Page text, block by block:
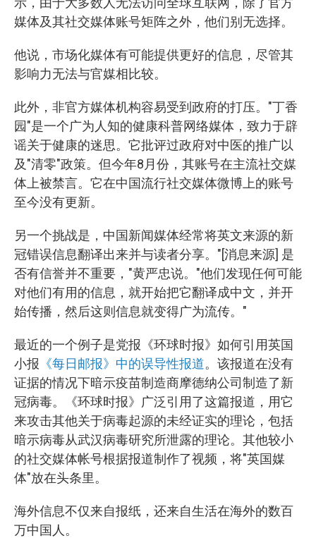
媒体及其社交媒体账号矩阵之外，他们别无选择。
他说，市场化媒体有可能提供更好的信息，尽管其
影响力无法与官媒相比较。
此外，非官方媒体机构容易受到政府的打压。"丁香
园"是一个广为人知的健康科普网络媒体，致力于辟
谣关于健康的迷思。它批评过政府对中医的推广以
及"清零"政策。但今年8月份，其账号在主流社交媒
体上被禁言。它在中国流行社交媒体微博上的账号
至今没有更新。
另一个挑战是，中国新闻媒体经常将英文来源的新
冠错误信息翻译出来并与读者分享。"[消息来源] 是
否有信誉并不重要，"黄严忠说。"他们发现任何可能
对他们有用的信息，就开始把它翻译成中文，并开
始传播，然后这则信息就变得广为流传。"
最近的一个例子是党报《环球时报》如何引用英国
小报 《每日邮报》中的误导性报道。该报道在没有
证据的情况下暗示疫苗制造商摩德纳公司制造了新
冠病毒。《环球时报》广泛引用了这篇报道，用它
来攻击其他关于病毒起源的未经证实的理论，包括
暗示病毒从武汉病毒研究所泄露的理论。其他较小
的社交媒体帐号根据报道制作了视频，将"英国媒
体"放在头条里。
海外信息不仅来自报纸，还来自生活在海外的数百
万中国人。